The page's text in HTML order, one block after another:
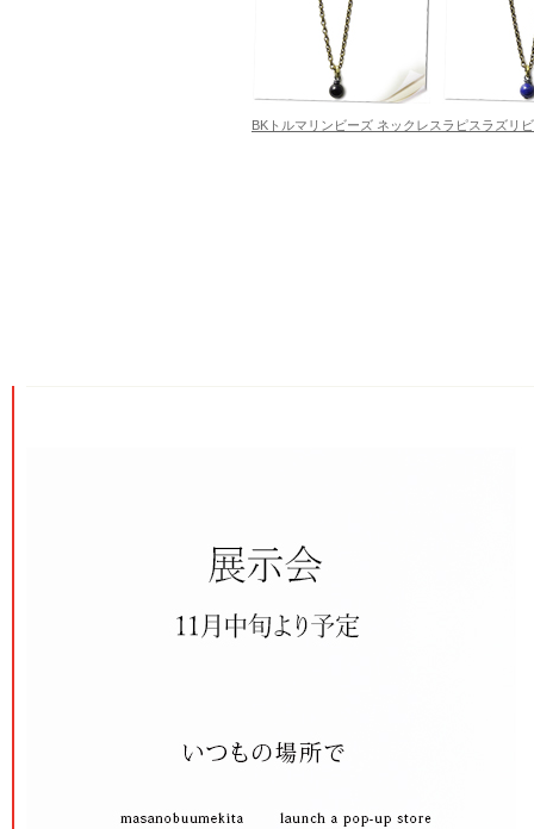
BKトルマリンビーズ ネックレス ラピスラズリ